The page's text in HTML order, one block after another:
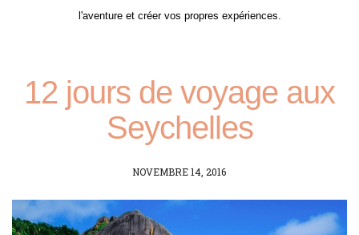
l'aventure et créer vos propres expériences.
12 jours de voyage aux
Seychelles
POSTED
NOVEMBRE 14, 2016